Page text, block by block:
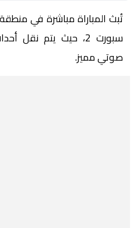
تُبث المباراة مباشرة في
سبورت 2، حيث يتم
صوتي مميز.